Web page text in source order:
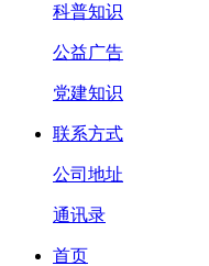
科普知识
公益广告
党建知识
联系方式
公司地址
通讯录
首页